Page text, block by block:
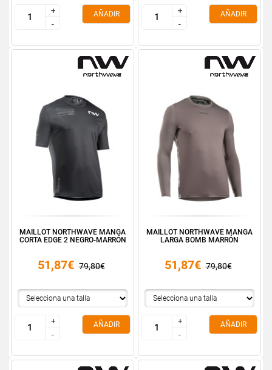
+
-
+
-
AÑADIR
+
-
+
-
AÑADIR
MAILLOT NORTHWAVE MANGA
CORTA EDGE 2 NEGRO-MARRÓN
51,87€ 79,80€
+
-
+
-
AÑADIR
MAILLOT NORTHWAVE MANGA
LARGA BOMB MARRÓN
51,87€ 79,80€
+
-
+
-
AÑADIR